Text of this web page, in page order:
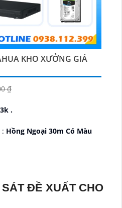
KHO XƯỞNG GIÁ
₫
3k .
❈ Khoảng Cách Ban Đêm : Hồng Ngoại 30m Có Màu
ĐỀ XUẤT CHO